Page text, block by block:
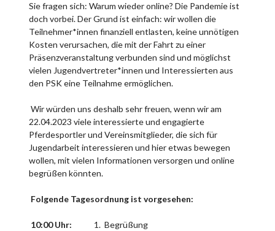
Sie fragen sich: Warum wieder online? Die Pandemie ist
doch vorbei. Der Grund ist einfach: wir wollen die
Teilnehmer*innen finanziell entlasten, keine unnötigen
Kosten verursachen, die mit der Fahrt zu einer
Präsenzveranstaltung verbunden sind und möglichst
vielen Jugendvertreter*innen und Interessierten aus
den PSK eine Teilnahme ermöglichen.
Wir würden uns deshalb sehr freuen, wenn wir am
22.04.2023 viele interessierte und engagierte
Pferdesportler und Vereinsmitglieder, die sich für
Jugendarbeit interessieren und hier etwas bewegen
wollen, mit vielen Informationen versorgen und online
begrüßen könnten.
Folgende Tagesordnung ist vorgesehen:
10:00 Uhr: 1. Begrüßung